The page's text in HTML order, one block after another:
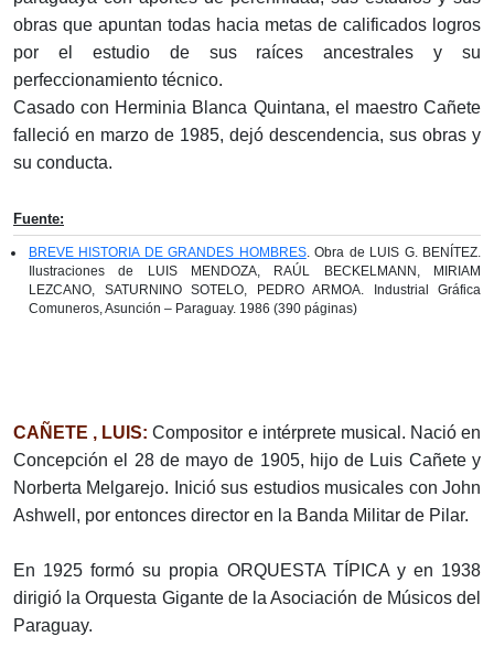
obras que apuntan todas hacia metas de calificados logros
por el estudio de sus raíces ancestrales y su
perfeccionamiento técnico.
Casado con Herminia Blanca Quintana, el maestro Cañete
falleció en marzo de 1985, dejó descendencia, sus obras y
su conducta.
Fuente:
BREVE HISTORIA DE GRANDES HOMBRES. Obra de LUIS G. BENÍTEZ.
Ilustraciones de LUIS MENDOZA, RAÚL BECKELMANN, MIRIAM
LEZCANO, SATURNINO SOTELO, PEDRO ARMOA. Industrial Gráfica
Comuneros, Asunción – Paraguay. 1986 (390 páginas)
CAÑETE , LUIS: Compositor e intérprete musical. Nació en
Concepción el 28 de mayo de 1905, hijo de Luis Cañete y
Norberta Melgarejo. Inició sus estudios musicales con John
Ashwell, por entonces director en la Banda Militar de Pilar.
En 1925 formó su propia ORQUESTA TÍPICA y en 1938
dirigió la Orquesta Gigante de la Asociación de Músicos del
Paraguay.